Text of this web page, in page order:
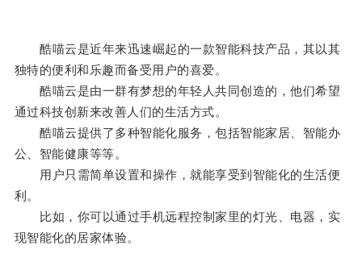
酷喵云是近年来迅速崛起的一款智能科技产品，其以其
独特的便利和乐趣而备受用户的喜爱。
酷喵云是由一群有梦想的年轻人共同创造的，他们希望
通过科技创新来改善人们的生活方式。
酷喵云提供了多种智能化服务，包括智能家居、智能办
公、智能健康等等。
用户只需简单设置和操作，就能享受到智能化的生活便
利。
比如，你可以通过手机远程控制家里的灯光、电器，实
现智能化的居家体验。